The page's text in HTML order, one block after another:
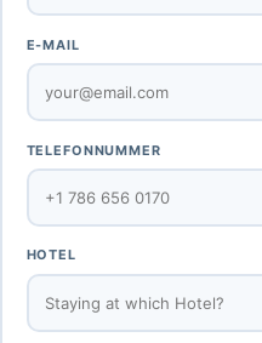
E-MAIL
TELEFONNUMMER
HOTEL